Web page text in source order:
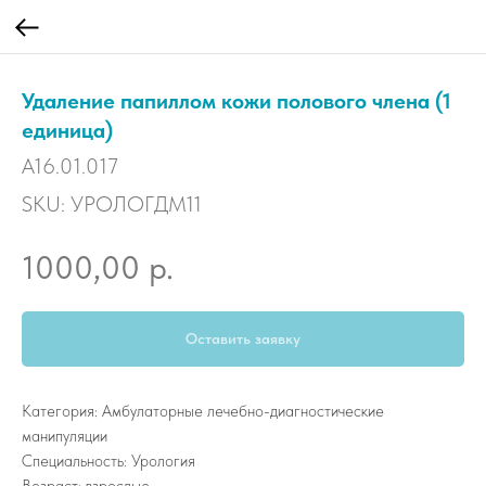
Удаление папиллом кожи полового члена (1
единица)
A16.01.017
SKU: УРОЛОГДМ11
1000,00 р.
Оставить заявку
Категория: Амбулаторные лечебно-диагностические
манипуляции
Специальность: Урология